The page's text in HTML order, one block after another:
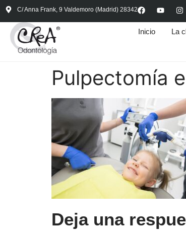
C/ Anna Frank, 9 Valdemoro (Madrid) 28342
Inicio La
Pulpectomía
Deja una